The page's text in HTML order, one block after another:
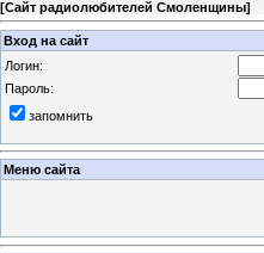
[Сайт радиолюбителей Смоленщины]
Вход на сайт
Логин:
Пароль:
запомнить
Меню сайта